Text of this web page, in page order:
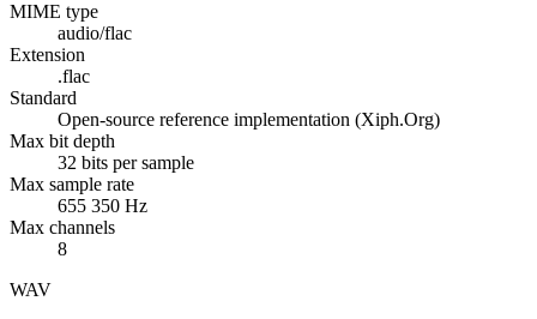
MIME type
audio/flac
Extension
.flac
Standard
Open-source reference implementation (Xiph.Org)
Max bit depth
32 bits per sample
Max sample rate
655 350 Hz
Max channels
8
WAV